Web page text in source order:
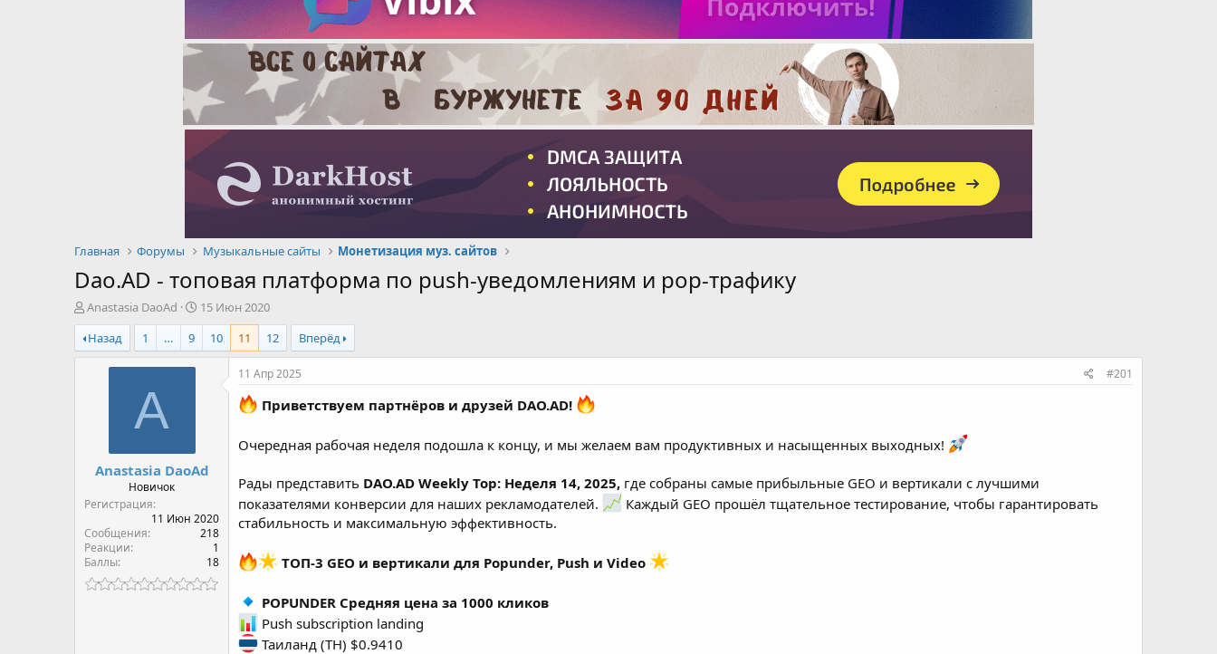
Главная Форумы Музыкальные сайты Монетизация муз. сайтов
Dao.AD - топовая платформа по push-уведомлениям и pop-трафику
А
в
т
о
Anastasia DaoAd
Д
а
а
15 Июн 2020
Назад
1 … 9 10 11 12 Вперёд
A
Anastasia DaoAd
Новичок
Регистрация
11 Июн 2020
Сообщения
218
Реакции
1
Баллы
18
11 Апр 2025 #201
Приветствуем партнёров и друзей DAO.AD!
Очередная рабочая неделя подошла к концу, и мы желаем вам продуктивных и насыщенных выходных!
Рады представить DAO.AD Weekly Top: Неделя 14, 2025, где собраны самые прибыльные GEO и вертикали с лучшими
показателями конверсии для наших рекламодателей.
Каждый GEO прошёл тщательное тестирование, чтобы гарантировать
стабильность и максимальную эффективность.
ТОП-3 GEO и вертикали для Popunder, Push и Video
POPUNDER Средняя цена за 1000 кликов
Push subscription landing
Таиланд (TH) $0.9410